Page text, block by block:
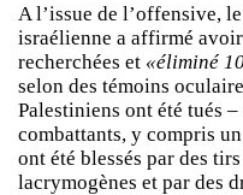
A l’issue de l’offensive,
israélienne a affirmé
recherchées et «éliminé
selon des témoins
Palestiniens ont été tués
combattants, y compris
ont été blessés par des
lacrymogènes et par des